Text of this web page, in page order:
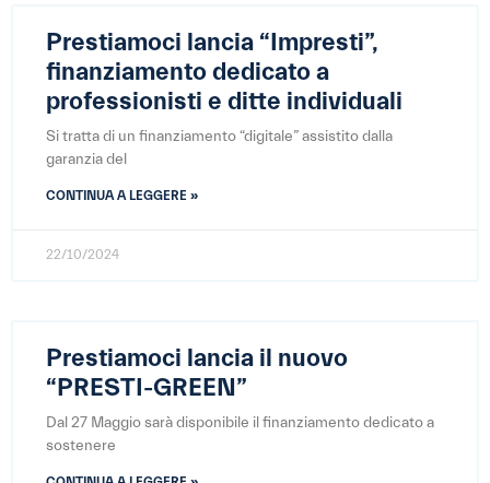
Prestiamoci lancia “Impresti”,
finanziamento dedicato a
professionisti e ditte individuali
Si tratta di un finanziamento “digitale” assistito dalla
garanzia del
CONTINUA A LEGGERE »
22/10/2024
Prestiamoci lancia il nuovo
“PRESTI-GREEN”
Dal 27 Maggio sarà disponibile il finanziamento dedicato a
sostenere